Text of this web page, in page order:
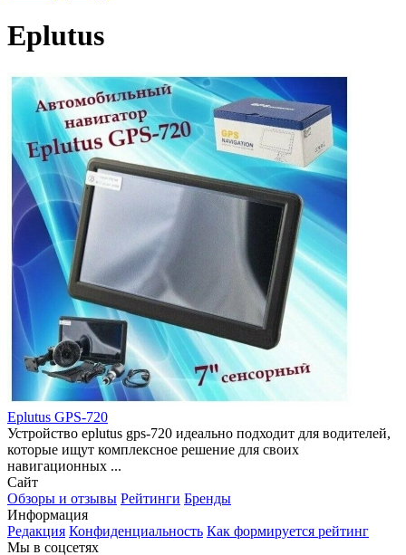
Eplutus
Eplutus GPS-720
Устройство eplutus gps-720 идеально подходит для водителей,
которые ищут комплексное решение для своих
навигационных ...
Сайт
Обзоры и отзывы Рейтинги Бренды
Информация
Редакция Конфиденциальность Как формируется рейтинг
Мы в соцсетях